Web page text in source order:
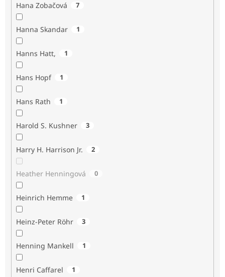
Hana Zobačová 7
Hanna Skandar 1
Hanns Hatt, 1
Hans Hopf 1
Hans Rath 1
Harold S. Kushner 3
Harry H. Harrison Jr. 2
Heather Henningová 0
Heinrich Hemme 1
Heinz-Peter Röhr 3
Henning Mankell 1
Henri Caffarel 1